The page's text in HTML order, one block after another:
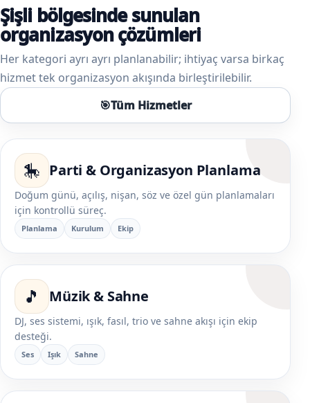
Şişli bölgesinde sunulan
organizasyon çözümleri
Her kategori ayrı ayrı planlanabilir; ihtiyaç varsa birkaç
hizmet tek organizasyon akışında birleştirilebilir.
🎯Tüm Hizmetler
🎠 Parti & Organizasyon Planlama
Doğum günü, açılış, nişan, söz ve özel gün planlamaları
için kontrollü süreç.
Planlama Kurulum Ekip
🎵 Müzik & Sahne
DJ, ses sistemi, ışık, fasıl, trio ve sahne akışı için ekip
desteği.
Ses Işık Sahne